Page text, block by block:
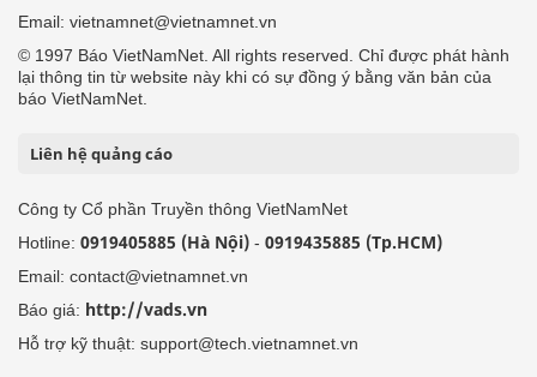
Email: vietnamnet@vietnamnet.vn
© 1997 Báo VietNamNet. All rights reserved. Chỉ được phát hành
lại thông tin từ website này khi có sự đồng ý bằng văn bản của
báo VietNamNet.
Liên hệ quảng cáo
Công ty Cổ phần Truyền thông VietNamNet
Hotline: 0919405885 (Hà Nội) - 0919435885 (Tp.HCM)
Email: contact@vietnamnet.vn
Báo giá: http://vads.vn
Hỗ trợ kỹ thuật: support@tech.vietnamnet.vn